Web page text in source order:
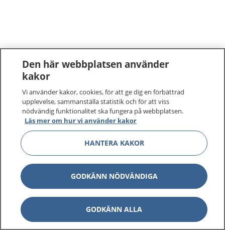
Den här webbplatsen använder
kakor
Vi använder kakor, cookies, för att ge dig en förbättrad
upplevelse, sammanställa statistik och för att viss
nödvändig funktionalitet ska fungera på webbplatsen.
Läs mer om hur vi använder kakor
HANTERA KAKOR
GODKÄNN NÖDVÄNDIGA
GODKÄNN ALLA